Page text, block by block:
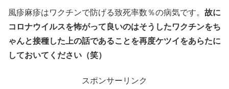
風疹麻疹はワクチンで防げる致死率数％の病気です。 故に
コロナウイルスを怖がって良いのはそうしたワクチンをち
ゃんと接種した上の話であることを再度ケツイをあらたに
しておいてください（笑）
スポンサーリンク